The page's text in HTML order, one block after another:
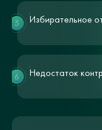
Избирательное
5
Недостаток
6